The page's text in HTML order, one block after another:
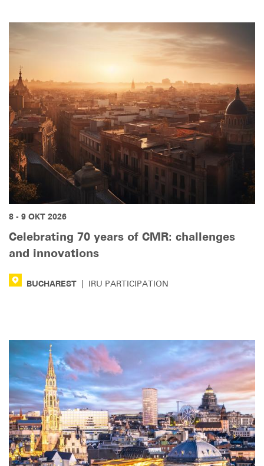
8 - 9 ОКТ 2026
Celebrating 70 years of CMR: challenges
and innovations
BUCHAREST IRU PARTICIPATION